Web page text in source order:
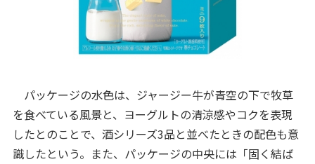
パッケージの水色は、ジャージー牛が青空の下で牧草
を食べている風景と、ヨーグルトの清涼感やコクを表現
したとのことで、酒シリーズ3品と並べたときの配色も意
識したという。また、パッケージの中央には「固く結ば